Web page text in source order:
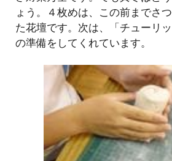
ょう。４枚めは、この前までさ
た花壇です。次は、「チューリ
の準備をしてくれています。